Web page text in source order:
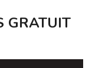
GRATUIT